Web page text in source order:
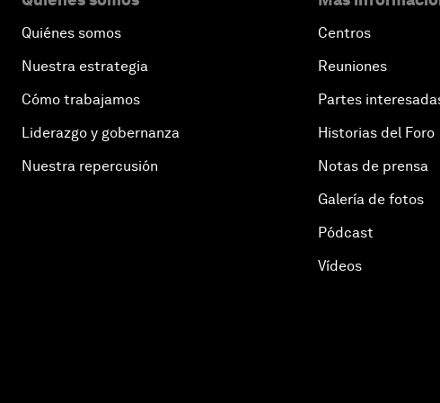
Quiénes somos
Nuestra estrategia
Cómo trabajamos
Liderazgo y gobernanza
Nuestra repercusión
Centros
Reuniones
Partes
Historias del Foro
Notas de prensa
Galería de fotos
Pódcast
Vídeos